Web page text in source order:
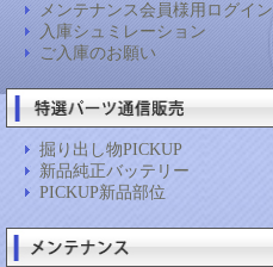
メンテナンス会員様用ログイン
入庫シュミレーション
ご入庫のお願い
掘り出し物PICKUP
新品純正バッテリー
PICKUP新品部位